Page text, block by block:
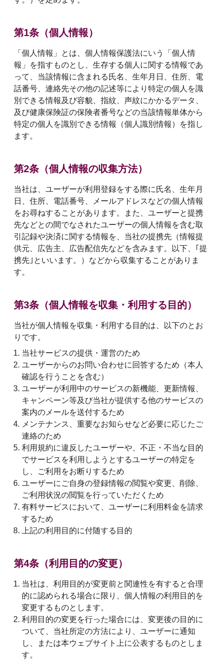
第1条（個人情報）
「個人情報」とは、個人情報保護法にいう「個人情
報」を指すものとし、生存する個人に関する情報であ
って、当該情報に含まれる氏名、生年月日、住所、電
話番号、連絡先その他の記述等により特定の個人を識
別できる情報及び容貌、指紋、声紋にかかるデータ、
及び健康保険証の保険者番号などの当該情報単体から
特定の個人を識別できる情報（個人識別情報）を指し
ます。
第2条（個人情報の収集方法）
当社は、ユーザーが利用登録をする際に氏名、生年月
日、住所、電話番号、メールアドレスなどの個人情報
をお尋ねすることがあります。また、ユーザーと提携
先などとの間でなされたユーザーの個人情報を含む取
引記録や決済に関する情報を、当社の提携先（情報提
供元、広告主、広告配信先などを含みます。以下、｢提
携先｣といいます。）などから収集することがありま
す。
第3条（個人情報を収集・利用する目的）
当社が個人情報を収集・利用する目的は、以下のとお
りです。
当社サービスの提供・運営のため
ユーザーからのお問い合わせに回答するため（本人
確認を行うことを含む）
ユーザーが利用中のサービスの新機能、更新情報、
キャンペーン等及び当社が提供する他のサービスの
案内のメールを送付するため
メンテナンス、重要なお知らせなど必要に応じたご
連絡のため
利用規約に違反したユーザーや、不正・不当な目的
でサービスを利用しようとするユーザーの特定を
し、ご利用をお断りするため
ユーザーにご自身の登録情報の閲覧や変更、削除、
ご利用状況の閲覧を行っていただくため
有料サービスにおいて、ユーザーに利用料金を請求
するため
上記の利用目的に付随する目的
第4条（利用目的の変更）
当社は、利用目的が変更前と関連性を有すると合理
的に認められる場合に限り、個人情報の利用目的を
変更するものとします。
利用目的の変更を行った場合には、変更後の目的に
ついて、当社所定の方法により、ユーザーに通知
し、または本ウェブサイト上に公表するものとしま
す。